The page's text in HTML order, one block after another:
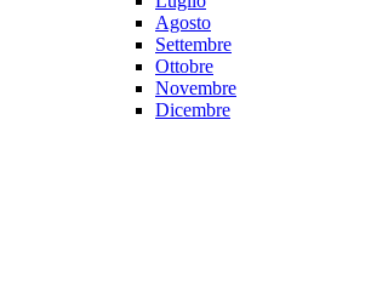
Agosto
Settembre
Ottobre
Novembre
Dicembre